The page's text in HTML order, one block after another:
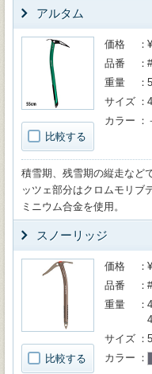
アルタム
比較する
価格
品番
重量
サイズ
カラー
積雪期、残雪期の縦走など
ッツェ部分はクロムモリブ
ミニウム合金を使用。
スノーリッジ
比較する
価格
品番
重量
サイズ
カラー